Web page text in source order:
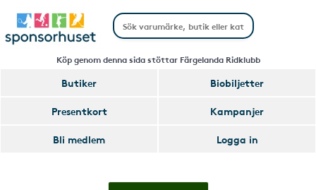
Köp genom denna sida stöttar Färgelanda Ridklubb
Butiker
Biobiljetter
Presentkort
Kampanjer
Bli medlem
Logga in